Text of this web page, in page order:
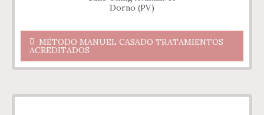
Dorno (PV)
MÉTODO MANUEL CASADO TRATAMIENTOS
ACREDITADOS